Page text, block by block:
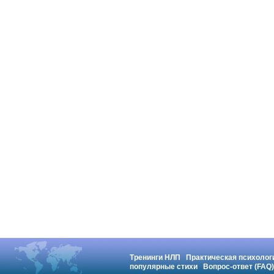
Тренинги НЛП
Практическая
популярные стихи
Вопрос-ответ (FAQ)